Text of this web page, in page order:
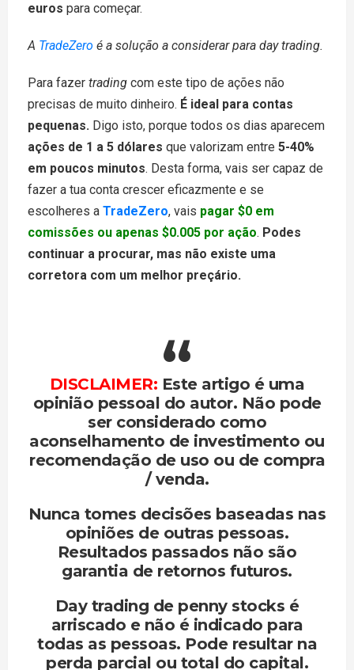
euros para começar.
A TradeZero é a solução a considerar para day trading.
Para fazer trading com este tipo de ações não
precisas de muito dinheiro. É ideal para contas
pequenas. Digo isto, porque todos os dias aparecem
ações de 1 a 5 dólares que valorizam entre 5-40%
em poucos minutos. Desta forma, vais ser capaz de
fazer a tua conta crescer eficazmente e se
escolheres a TradeZero, vais pagar $0 em
comissões ou apenas $0.005 por ação. Podes
continuar a procurar, mas não existe uma
corretora com um melhor preçário.
DISCLAIMER: Este artigo é uma
opinião pessoal do autor. Não pode
ser considerado como
aconselhamento de investimento ou
recomendação de uso ou de compra
/ venda.
Nunca tomes decisões baseadas nas
opiniões de outras pessoas.
Resultados passados não são
garantia de retornos futuros.
Day trading de penny stocks é
arriscado e não é indicado para
todas as pessoas. Pode resultar na
perda parcial ou total do capital.